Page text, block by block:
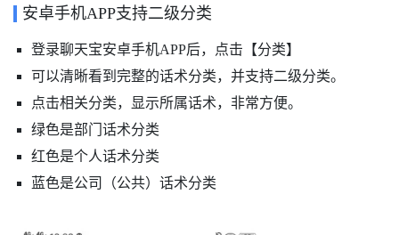
安卓手机APP支持二级分类
登录聊天宝安卓手机APP后，点击【分类】
可以清晰看到完整的话术分类，并支持二级分类。
点击相关分类，显示所属话术，非常方便。
绿色是部门话术分类
红色是个人话术分类
蓝色是公司（公共）话术分类